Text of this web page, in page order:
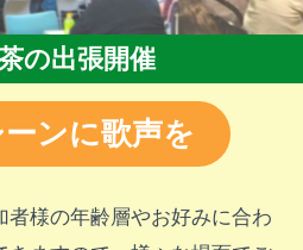
の出張開催
ンに歌声を
者様の年齢層やお好みに合わ